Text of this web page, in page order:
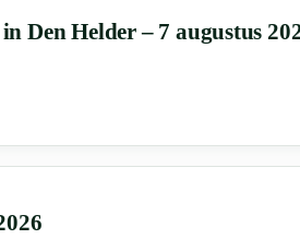
Den Helder – 7 augustus